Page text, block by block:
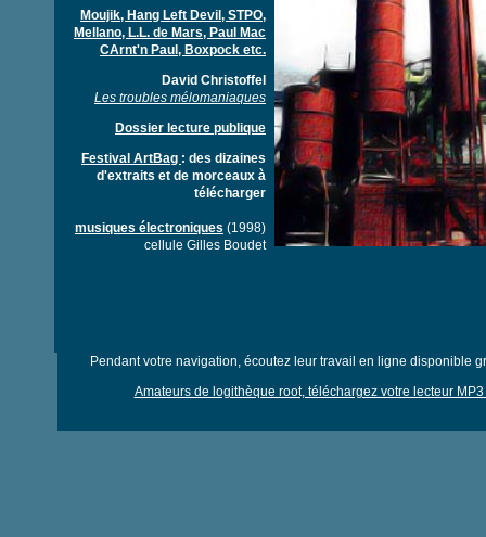
Moujik, Hang Left Devil, STPO,
Mellano, L.L. de Mars, Paul Mac
CArnt'n Paul, Boxpock etc.
David Christoffel
Les troubles mélomaniaques
Dossier lecture publique
Festival ArtBag : des dizaines
d'extraits et de morceaux à
télécharger
musiques électroniques (1998)
cellule Gilles Boudet
Pendant votre navigation, écoutez leur travail en ligne disponible
Amateurs de logithèque root, téléchargez votre lecteur